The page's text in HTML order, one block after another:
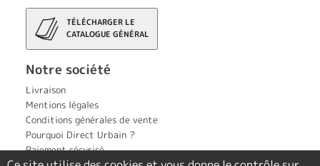
TÉLÉCHARGER LE
CATALOGUE GÉNÉRAL
Notre société
Livraison
Mentions légales
Conditions générales de vente
Pourquoi Direct Urbain ?
Paiement sécurisé